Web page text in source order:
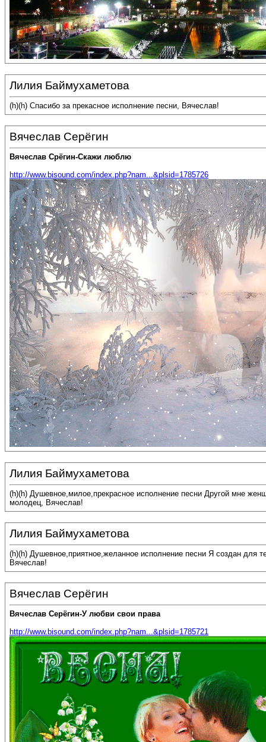
Лилия Баймухаметова
(h)(h) Спасибо за прекасное исполнение песни, Вячеслав!
Вячеслав Серёгин
Вячеслав Срёгин-Скажи люблю
http://www.bisound.com/index.php?nam...&plsid=1785726
Лилия Баймухаметова
(h)(h) Душевное,милое,прекрасное исполнение песни Другой мне
молодец, Вячеслав!
Лилия Баймухаметова
(h)(h) Душевное,приятное,желанное исполнение песни Я создан для
Вячеслав!
Вячеслав Серёгин
Вячеслав Серёгин-У любви свои права
http://www.bisound.com/index.php?nam...&plsid=1785721